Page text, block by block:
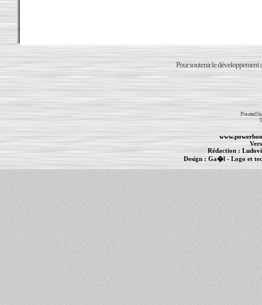
Pour soutenir le développement
Powered
Rédaction :
Design :Ga�l- Logo et
Informations :